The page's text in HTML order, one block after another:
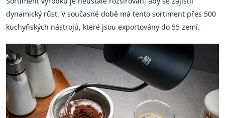
dynamický růst. V současné době má tento sortiment přes 500
kuchyňských nástrojů, které jsou exportovány do 55 zemí.